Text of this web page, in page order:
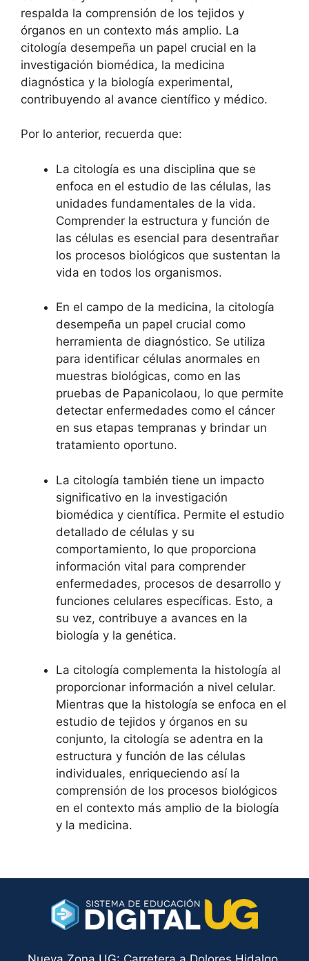
respalda la comprensión de los tejidos y
órganos en un contexto más amplio. La
citología desempeña un papel crucial en la
investigación biomédica, la medicina
diagnóstica y la biología experimental,
contribuyendo al avance científico y médico.
Por lo anterior, recuerda que:
La citología es una disciplina que se
enfoca en el estudio de las células, las
unidades fundamentales de la vida.
Comprender la estructura y función de
las células es esencial para desentrañar
los procesos biológicos que sustentan la
vida en todos los organismos.
En el campo de la medicina, la citología
desempeña un papel crucial como
herramienta de diagnóstico. Se utiliza
para identificar células anormales en
muestras biológicas, como en las
pruebas de Papanicolaou, lo que permite
detectar enfermedades como el cáncer
en sus etapas tempranas y brindar un
tratamiento oportuno.
La citología también tiene un impacto
significativo en la investigación
biomédica y científica. Permite el estudio
detallado de células y su
comportamiento, lo que proporciona
información vital para comprender
enfermedades, procesos de desarrollo y
funciones celulares específicas. Esto, a
su vez, contribuye a avances en la
biología y la genética.
La citología complementa la histología al
proporcionar información a nivel celular.
Mientras que la histología se enfoca en el
estudio de tejidos y órganos en su
conjunto, la citología se adentra en la
estructura y función de las células
individuales, enriqueciendo así la
comprensión de los procesos biológicos
en el contexto más amplio de la biología
y la medicina.